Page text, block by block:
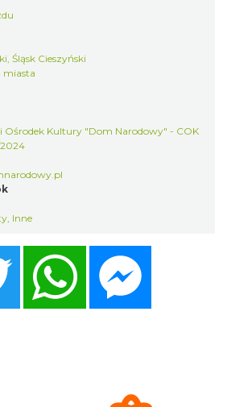
Klubu Kolarskiego
2026-05-27
Śląsk Cieszyński
miasta
Ośrodek Kultury "Dom Narodowy" - COK
2024
, Inne
Twitter WhatsApp